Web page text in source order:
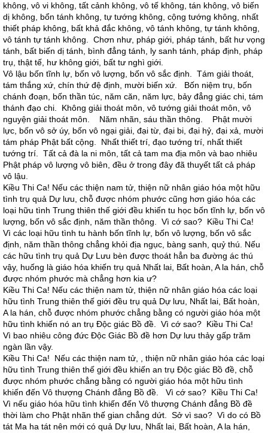
không, vô vi không, tất cảnh không, vô tế không, tán không, vô biến
dị không, bổn tánh không, tự tướng không, cộng tướng không, nhất
thiết pháp không, bất khả đắc không, vô tánh không, tự tánh không,
vô tánh tự tánh không. Chơn như, pháp giới, pháp tánh, bất hư vọng
tánh, bất biến dị tánh, bình đẳng tánh, ly sanh tánh, pháp định, pháp
trụ, thật tế, hư không giới, bất tư nghì giới.
Vô lậu bốn tĩnh lự, bốn vô lượng, bốn vô sắc định. Tám giải thoát,
tám thắng xứ, chín thứ đệ định, mười biến xứ. Bốn niệm trụ, bốn
chánh đoạn, bốn thần túc, năm căn, năm lực, bảy đẳng giác chi, tám
thánh đạo chi. Không giải thoát môn, vô tướng giải thoát môn, vô
nguyện giải thoát môn. Năm nhãn, sáu thần thông. Phật mười
lực, bốn vô sở úy, bốn vô ngại giải, đại từ, đại bi, đại hỷ, đại xả, mười
tám pháp Phật bất cộng. Nhất thiết trí, đạo tướng trí, nhất thiết
tướng trí. Tất cả đà la ni môn, tất cả tam ma địa môn và bao nhiêu
Phật pháp vô lượng vô biên, đều ở trong đây đã thuyết tất cả pháp
vô lậu.
Kiều Thi Ca! Nếu các thiện nam tử, thiện nữ nhân giáo hóa một hữu
tình trụ quả Dự lưu, chỗ được nhóm phước cũng hơn giáo hóa các
loại hữu tình Trung thiên thế giới đều khiến tu học bốn tĩnh lự, bốn vô
lượng, bốn vô sắc định, năm thần thông. Vì cớ sao? Kiều Thi Ca!
Vì các loại hữu tình tu hành bốn tĩnh lự, bốn vô lượng, bốn vô sắc
định, năm thần thông chẳng khỏi địa ngục, bàng sanh, quỷ thú. Nếu
các hữu tình trụ quả Dự Lưu bèn được thoát hẳn ba đường ác thú
vậy, huống là giáo hóa khiến trụ quả Nhất lai, Bất hoàn, A la hán, chỗ
được nhóm phước mà chẳng hơn kia ư?
Kiều Thi Ca! Nếu các thiện nam tử, thiện nữ nhân giáo hóa các loại
hữu tình Trung thiên thế giới đều trụ quả Dự lưu, Nhất lai, Bất hoàn,
A la hán, chỗ được nhóm phước chẳng bằng có người giáo hóa một
hữu tình khiến nó an trụ Độc giác Bồ đề. Vì cớ sao? Kiều Thi Ca!
Vì bao nhiêu công đức Độc Giác Bồ đề hơn Dự lưu thảy gấp trăm
ngàn lần vậy.
Kiều Thi Ca! Nếu các thiện nam tử, , thiện nữ nhân giáo hóa các loại
hữu tình Trung thiên thế giới đều khiến an trụ Độc giác Bồ đề, chỗ
được nhóm phước chẳng bằng có người giáo hóa một hữu tình
khiến đến Vô thượng Chánh đẳng Bồ đề. Vì cớ sao? Kiều Thi Ca!
Vì nếu giáo hóa hữu tình khiến đến Vô thượng Chánh đẳng Bồ đề
thời làm cho Phật nhãn thế gian chẳng dứt. Sở vì sao? Vì do có Bồ
tát Ma ha tát nên mới có quả Dự lưu, Nhất lai, Bất hoàn, A la hán,